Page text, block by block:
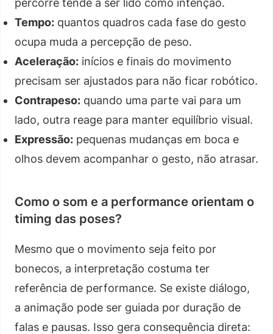
percorre tende a ser lido como intenção.
Tempo: quantos quadros cada fase do gesto
ocupa muda a percepção de peso.
Aceleração: inícios e finais do movimento
precisam ser ajustados para não ficar robótico.
Contrapeso: quando uma parte vai para um
lado, outra reage para manter equilíbrio visual.
Expressão: pequenas mudanças em boca e
olhos devem acompanhar o gesto, não atrasar.
Como o som e a performance orientam o
timing das poses?
Mesmo que o movimento seja feito por
bonecos, a interpretação costuma ter
referência de performance. Se existe diálogo,
a animação pode ser guiada por duração de
falas e pausas. Isso gera consequência direta: